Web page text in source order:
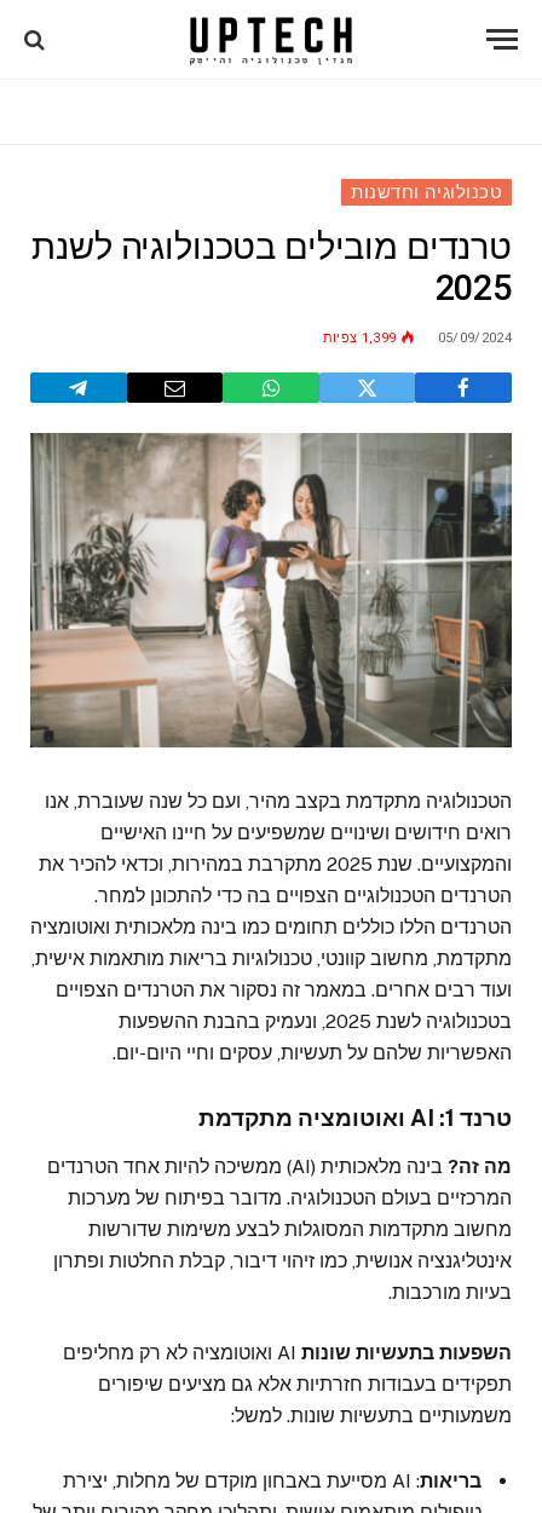
טכנולוגיה וחדשנות
טרנדים מובילים בטכנולוגיה לשנת
2025
05/09/2024
1,399 צפיות
הטכנולוגיה מתקדמת בקצב מהיר, ועם כל שנה שעוברת, אנו
רואים חידושים ושינויים שמשפיעים על חיינו האישיים
והמקצועיים. שנת 2025 מתקרבת במהירות, וכדאי להכיר את
הטרנדים הטכנולוגיים הצפויים בה כדי להתכונן למחר.
הטרנדים הללו כוללים תחומים כמו בינה מלאכותית ואוטומציה
מתקדמת, מחשוב קוונטי, טכנולוגיות בריאות מותאמות אישית,
ועוד רבים אחרים. במאמר זה נסקור את הטרנדים הצפויים
בטכנולוגיה לשנת 2025, ונעמיק בהבנת ההשפעות
האפשריות שלהם על תעשיות, עסקים וחיי היום-יום.
טרנד 1: AI ואוטומציה מתקדמת
מה זה?
בינה מלאכותית (AI) ממשיכה להיות אחד הטרנדים
המרכזיים בעולם הטכנולוגיה. מדובר בפיתוח של מערכות
מחשוב מתקדמות המסוגלות לבצע משימות שדורשות
אינטליגנציה אנושית, כמו זיהוי דיבור, קבלת החלטות ופתרון
בעיות מורכבות.
השפעות בתעשיות שונות
AI ואוטומציה לא רק מחליפים
תפקידים בעבודות חזרתיות אלא גם מציעים שיפורים
משמעותיים בתעשיות שונות. למשל:
בריאות
: AI מסייעת באבחון מוקדם של מחלות, יצירת